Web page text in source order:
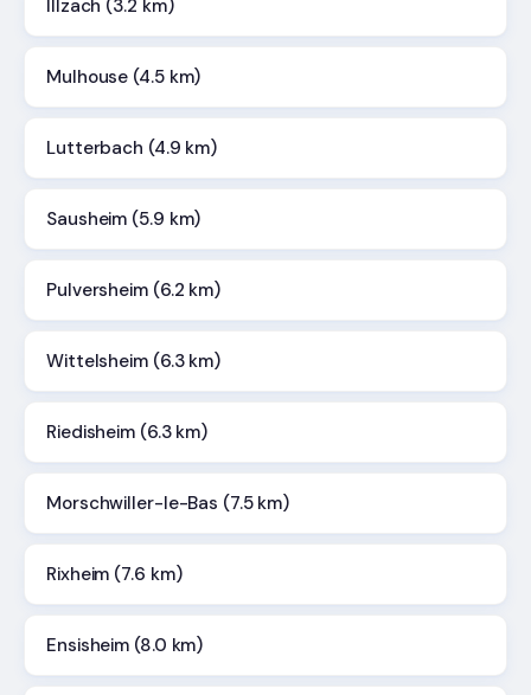
Illzach (3.2 km)
Mulhouse (4.5 km)
Lutterbach (4.9 km)
Sausheim (5.9 km)
Pulversheim (6.2 km)
Wittelsheim (6.3 km)
Riedisheim (6.3 km)
Morschwiller-le-Bas (7.5 km)
Rixheim (7.6 km)
Ensisheim (8.0 km)